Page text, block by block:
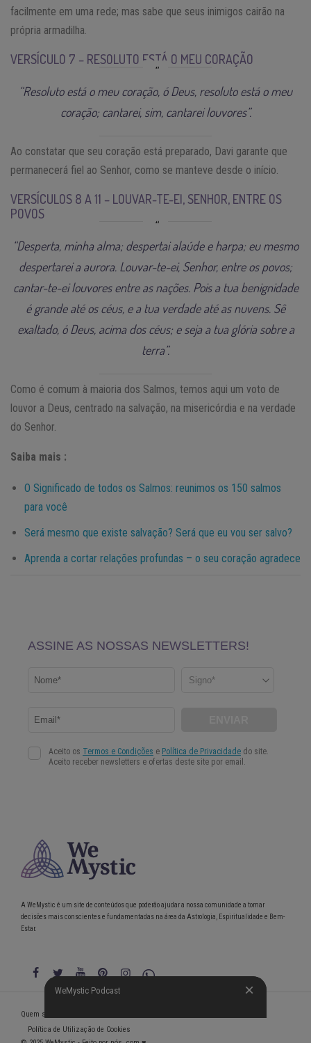
facilmente em uma rede; mas sabe que seus inimigos cairão na
própria armadilha.
VERSÍCULO 7 – RESOLUTO ESTÁ O MEU CORAÇÃO
“Resoluto está o meu coração, ó Deus, resoluto está o meu
coração; cantarei, sim, cantarei louvores”.
Ao constatar que seu coração está preparado, Davi garante que
permanecerá fiel ao Senhor, como se manteve desde o início.
VERSÍCULOS 8 A 11 – LOUVAR-TE-EI, SENHOR, ENTRE OS
POVOS
“Desperta, minha alma; despertai alaúde e harpa; eu mesmo
despertarei a aurora. Louvar-te-ei, Senhor, entre os povos;
cantar-te-ei louvores entre as nações. Pois a tua benignidade
é grande até os céus, e a tua verdade até as nuvens. Sê
exaltado, ó Deus, acima dos céus; e seja a tua glória sobre a
terra”.
Como é comum à maioria dos Salmos, temos aqui um voto de
louvor a Deus, centrado na salvação, na misericórdia e na verdade
do Senhor.
Saiba mais :
O Significado de todos os Salmos: reunimos os 150 salmos
para você
Será mesmo que existe salvação? Será que eu vou ser salvo?
Aprenda a cortar relações profundas – o seu coração agradece
WeMystic Podcast
A WeMystic é um site de conteúdos que poderão ajudar a nossa comunidade a tomar
decisões mais conscientes e fundamentadas na área da Astrologia, Espiritualidade e Bem-
Estar.
WeMystic Podcast
Quem somos
Política de Utilização de Cookies